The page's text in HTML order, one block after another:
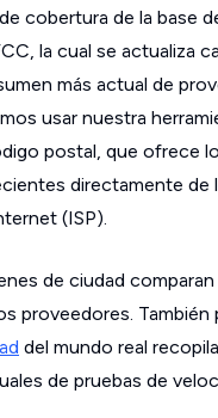
cobertura de la base
la cual se actualiza
más actual de
usar nuestra
postal, que ofrece
directamente de
(ISP).
de ciudad
proveedores.
del mundo real
de pruebas de